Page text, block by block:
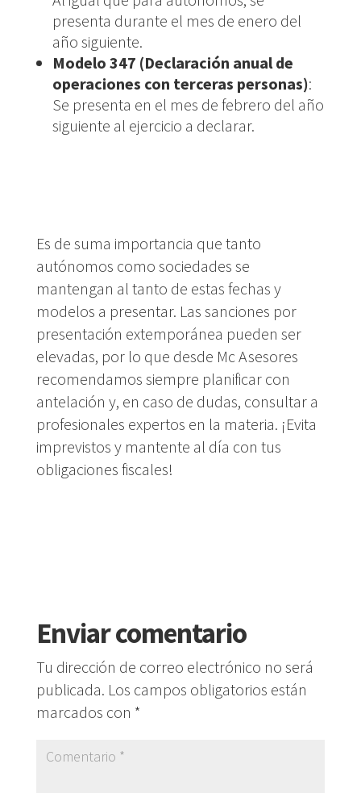
presenta durante el mes de enero del
año siguiente.
Modelo 347 (Declaración anual de
operaciones con terceras personas):
Se presenta en el mes de febrero del año
siguiente al ejercicio a declarar.
Es de suma importancia que tanto
autónomos como sociedades se
mantengan al tanto de estas fechas y
modelos a presentar. Las sanciones por
presentación extemporánea pueden ser
elevadas, por lo que desde Mc Asesores
recomendamos siempre planificar con
antelación y, en caso de dudas, consultar a
profesionales expertos en la materia. ¡Evita
imprevistos y mantente al día con tus
obligaciones fiscales!
Enviar comentario
Tu dirección de correo electrónico no será
publicada. Los campos obligatorios están
marcados con *